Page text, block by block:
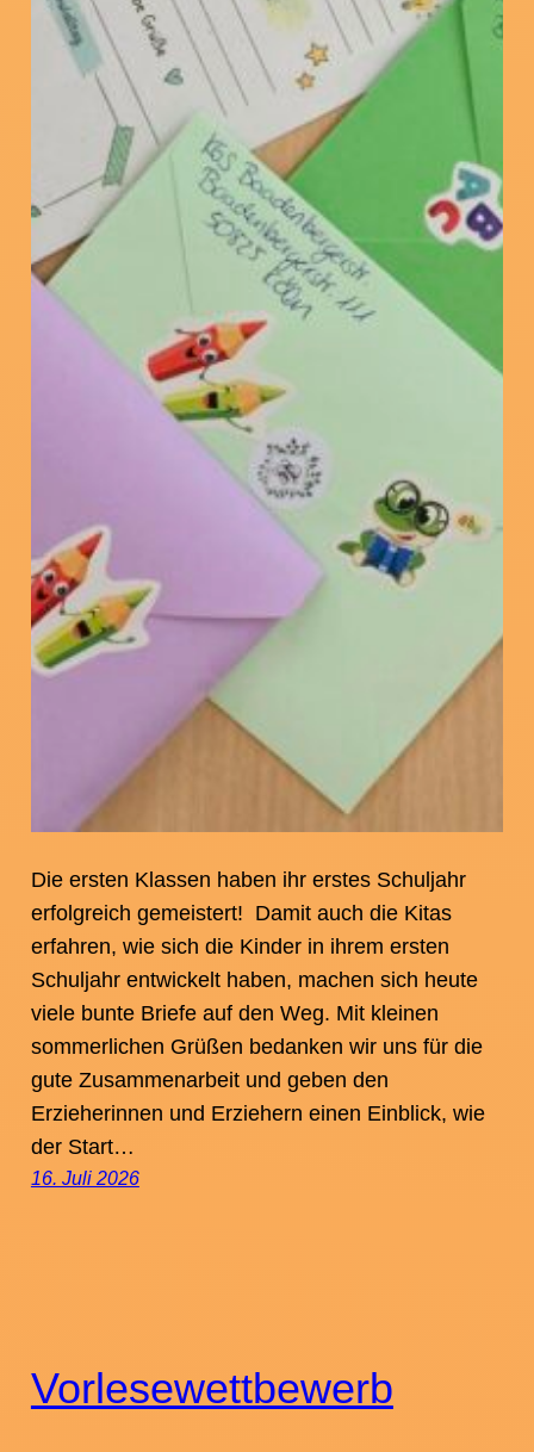
Die ersten Klassen haben ihr erstes Schuljahr
erfolgreich gemeistert! Damit auch die Kitas
erfahren, wie sich die Kinder in ihrem ersten
Schuljahr entwickelt haben, machen sich heute
viele bunte Briefe auf den Weg. Mit kleinen
sommerlichen Grüßen bedanken wir uns für die
gute Zusammenarbeit und geben den
Erzieherinnen und Erziehern einen Einblick, wie
der Start…
16. Juli 2026
Vorlesewettbewerb